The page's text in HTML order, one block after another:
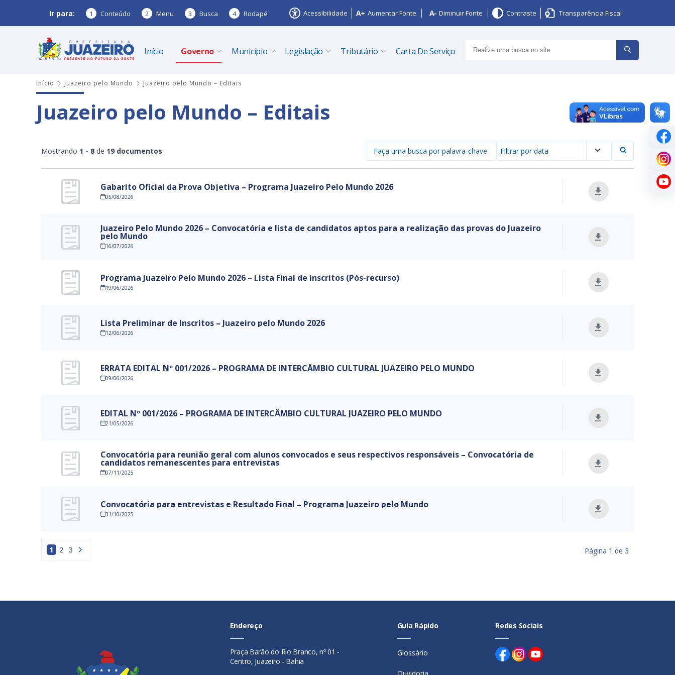
Ir para: 1 Conteúdo 2 Menu 3 Busca 4 Rodapé Acessibilidade Aumentar Fonte Diminuir Fonte Contraste Transparência Fiscal
Início Governo Município Legislação Tributário Carta De Serviço
Início Juazeiro pelo Mundo Juazeiro pelo Mundo – Editais
Juazeiro pelo Mundo – Editais
Mostrando 1 - 8 de 19 documentos Filtrar por data
Gabarito Oficial da Prova Objetiva – Programa Juazeiro Pelo Mundo 2026
05/08/2026
Juazeiro Pelo Mundo 2026 – Convocatória e lista de candidatos aptos para a realização das provas do Juazeiro
pelo Mundo
16/07/2026
Programa Juazeiro Pelo Mundo 2026 – Lista Final de Inscritos (Pós-recurso)
19/06/2026
Lista Preliminar de Inscritos – Juazeiro pelo Mundo 2026
12/06/2026
ERRATA EDITAL Nº 001/2026 – PROGRAMA DE INTERCÂMBIO CULTURAL JUAZEIRO PELO MUNDO
09/06/2026
EDITAL Nº 001/2026 – PROGRAMA DE INTERCÂMBIO CULTURAL JUAZEIRO PELO MUNDO
21/05/2026
Convocatória para reunião geral com alunos convocados e seus respectivos responsáveis – Convocatória de
candidatos remanescentes para entrevistas
07/11/2025
Convocatória para entrevistas e Resultado Final – Programa Juazeiro pelo Mundo
31/10/2025
1 2 3 Página 1 de 3
Endereço
Praça Barão do Rio Branco, nº 01 -
Centro, Juazeiro - Bahia
Guia Rápido
Glossário
Redes Sociais